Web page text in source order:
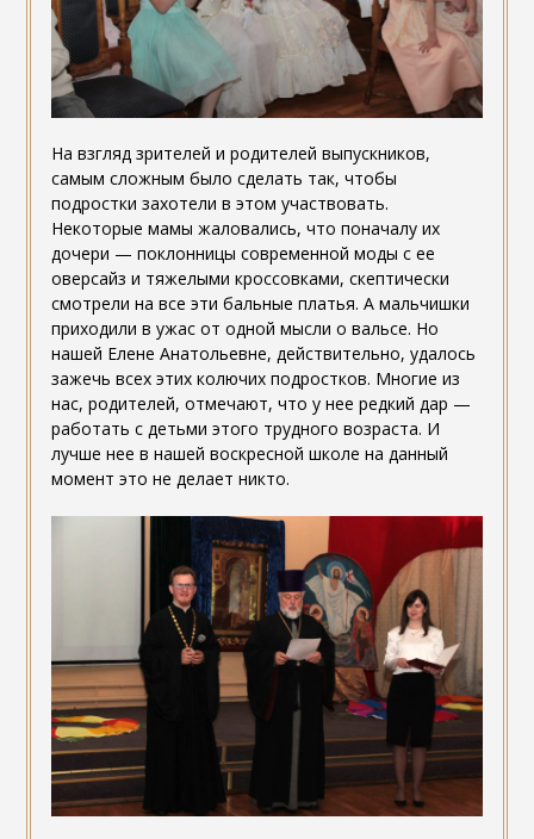
На взгляд зрителей и родителей выпускников,
самым сложным было сделать так, чтобы
подростки захотели в этом участвовать.
Некоторые мамы жаловались, что поначалу их
дочери — поклонницы современной моды с ее
оверсайз и тяжелыми кроссовками, скептически
смотрели на все эти бальные платья. А мальчишки
приходили в ужас от одной мысли о вальсе. Но
нашей Елене Анатольевне, действительно, удалось
зажечь всех этих колючих подростков. Многие из
нас, родителей, отмечают, что у нее редкий дар —
работать с детьми этого трудного возраста. И
лучше нее в нашей воскресной школе на данный
момент это не делает никто.